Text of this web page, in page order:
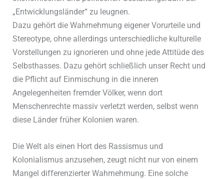
„Entwicklungsländer“ zu leugnen.
Dazu gehört die Wahrnehmung eigener Vorurteile und
Stereotype, ohne allerdings unterschiedliche kulturelle
Vorstellungen zu ignorieren und ohne jede Attitüde des
Selbsthasses. Dazu gehört schließlich unser Recht und
die Pflicht auf Einmischung in die inneren
Angelegenheiten fremder Völker, wenn dort
Menschenrechte massiv verletzt werden, selbst wenn
diese Länder früher Kolonien waren.
Die Welt als einen Hort des Rassismus und
Kolonialismus anzusehen, zeugt nicht nur von einem
Mangel differenzierter Wahrnehmung. Eine solche